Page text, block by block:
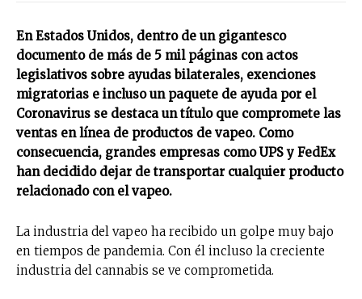
En Estados Unidos, dentro de un gigantesco
documento de más de 5 mil páginas con actos
legislativos sobre ayudas bilaterales, exenciones
migratorias e incluso un paquete de ayuda por el
Coronavirus se destaca un título que compromete las
ventas en línea de productos de vapeo. Como
consecuencia, grandes empresas como UPS y FedEx
han decidido dejar de transportar cualquier producto
relacionado con el vapeo.
La industria del vapeo ha recibido un golpe muy bajo
en tiempos de pandemia. Con él incluso la creciente
industria del cannabis se ve comprometida.